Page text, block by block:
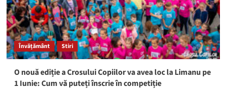
o
finanțare
europeană
pentru
un
proiect
tinerilor
informaticieni
Învățământ Stiri
O nouă ediție a Crosului Copiilor va avea loc la Limanu pe
1 Iunie: Cum vă puteți înscrie în competiție